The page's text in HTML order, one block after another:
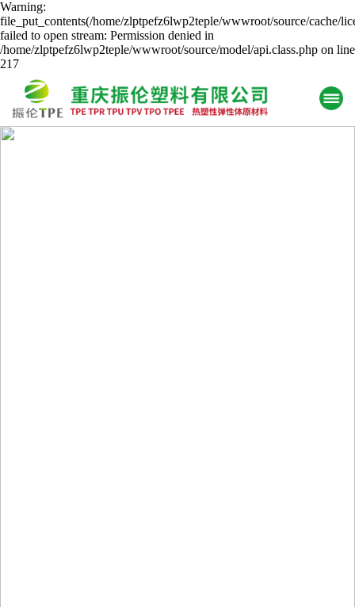
Warning:
file_put_contents(/home/zlptpefz6lwp2teple/wwwroot/source/cache/
failed to open stream: Permission denied in
/home/zlptpefz6lwp2teple/wwwroot/source/model/api.class.php on line
217